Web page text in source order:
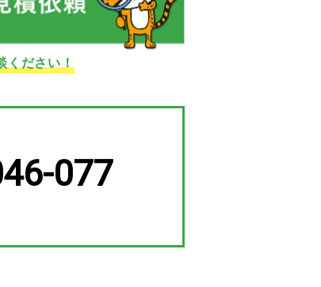
ください！
077